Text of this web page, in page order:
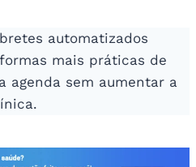
automatizados
mais práticas de
agenda sem aumentar a